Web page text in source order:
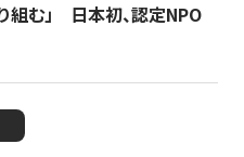
組む」 日本初、認定NPO